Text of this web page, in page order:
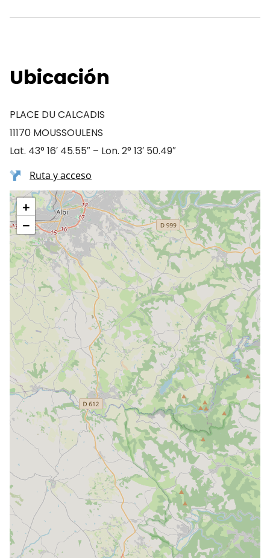
Ubicación
PLACE DU CALCADIS
11170 MOUSSOULENS
Lat. 43° 16′ 45.55″ – Lon. 2° 13′ 50.49″
Ruta y acceso
+
−